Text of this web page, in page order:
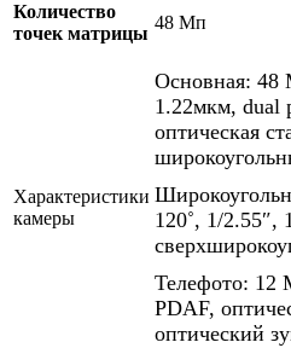
Количество
точек матрицы
48 Мп
Характеристики
камеры
Основная: 48
1.22мкм, dual
оптическая
120˚, 1/
Телефото:
PDAF,
оптический